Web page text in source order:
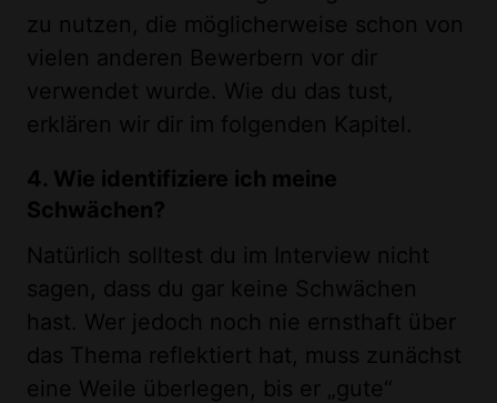
zu nutzen, die möglicherweise schon von
vielen anderen Bewerbern vor dir
verwendet wurde. Wie du das tust,
erklären wir dir im folgenden Kapitel.
4. Wie identifiziere ich meine
Schwächen?
Natürlich solltest du im Interview nicht
sagen, dass du gar keine Schwächen
hast. Wer jedoch noch nie ernsthaft über
das Thema reflektiert hat, muss zunächst
eine Weile überlegen, bis er „gute“